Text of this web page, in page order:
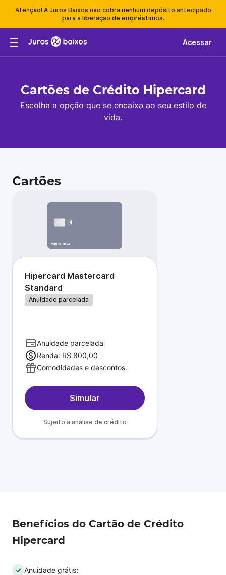
Atenção! A Juros Baixos não cobra nenhum depósito antecipado
para a liberação de empréstimos.
Acessar
Cartões de Crédito Hipercard
Escolha a opção que se encaixa ao seu estilo de
vida.
Cartões
Hipercard Mastercard
Standard
Anuidade parcelada
Anuidade parcelada
Renda: R$ 800,00
Comodidades e descontos.
Simular
Sujeito à análise de crédito
Benefícios do Cartão de Crédito
Hipercard
Anuidade grátis;